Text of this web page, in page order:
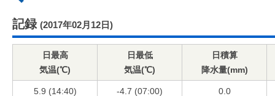
記録 (2017年02月12日)
日最高
気温(℃)
日最低
気温(℃)
日積算
降水量(mm)
5.9 (14:40) -4.7 (07:00) 0.0